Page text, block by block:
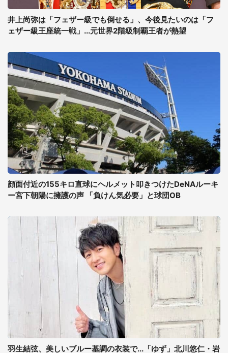
井上尚弥は「フェザー級でも倒せる」、今後見たいのは「フ
ェザー級王座統一戦」...元世界2階級制覇王者が熱望
顔面付近の155キロ直球にヘルメット叩きつけたDeNAルーキ
ー宮下朝陽に擁護の声 「負けん気必要」と球団OB
羽生結弦、美しいブルー基調の衣装で...「ゆず」北川悠仁・岩